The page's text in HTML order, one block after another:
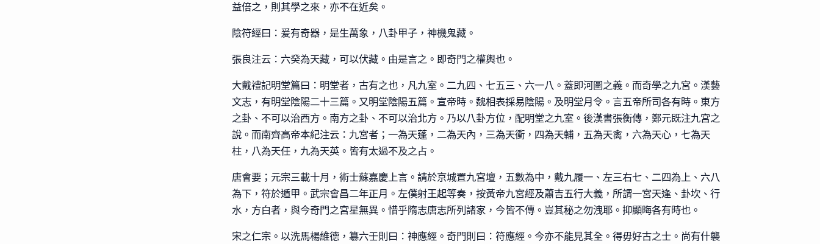
益倍之，則其學之來，亦不在近矣。
陰符經曰：爰有奇器，是生萬象，八卦甲子，神機鬼藏。
張良注云：六癸為天藏，可以伏藏。由是言之。即奇門之權輿也。
大戴禮記明堂篇曰：明堂者，古有之也，凡九室。二九四、七五三、六一八。蓋即河圖之義。而奇學之九宮。漢藝
文志，有明堂陰陽二十三篇。又明堂陰陽五篇。宣帝時。魏相表採易陰陽。及明堂月令。言五帝所司各有時。東方
之卦、不可以治西方。南方之卦、不可以治北方。乃以八卦方位，配明堂之九室。後漢書張衡傳，鄭元既注九宮之
說。而南齊高帝本紀注云：九宮者；一為天蓬，二為天內，三為天衝，四為天輔，五為天禽，六為天心，七為天
柱，八為天任，九為天英。皆有太過不及之占。
唐會要；元宗三載十月，術士蘇嘉慶上言。請於京城置九宮壇，五數為中，戴九履一、左三右七、二四為上、六八
為下，符於遁甲。武宗會昌二年正月。左僕射王起等奏，按黃帝九宮經及蕭吉五行大義，所謂一宮天逢、卦坎、行
水，方白者，與今奇門之宮星無異。惜乎隋志唐志所列諸家，今皆不傳。豈其秘之勿洩耶。抑顯晦各有時也。
宋之仁宗。以洗馬楊維德，簒六壬則曰：神應經。奇門則曰：符應經。今亦不能見其全。得毋好古之士。尚有什襲